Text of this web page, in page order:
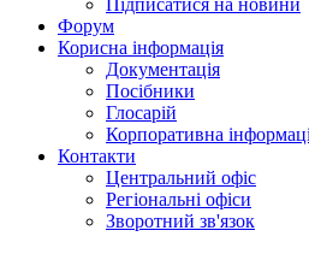
Підписатися на новини
Форум
Корисна інформація
Документація
Посібники
Глосарій
Корпоративна
Контакти
Центральний офіс
Регіональні офіси
Зворотний зв'язок